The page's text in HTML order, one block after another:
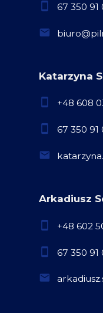
67 350 91
Katarzyna
+48 608
67 350 91
Arkadiusz
+48 602
67 350 91